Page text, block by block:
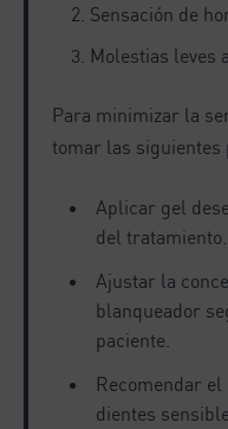
Sensación de
Molestias leves
Para minimizar la
tomar las siguientes
Aplicar gel
del tratamiento.
Ajustar la
blanqueador
paciente.
Recomendar
dientes